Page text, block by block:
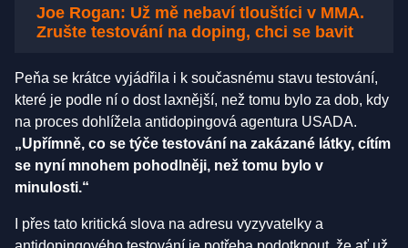
Joe Rogan: Už mě nebaví tlouštíci v MMA.
Zrušte testování na doping, chci se bavit
Peňa se krátce vyjádřila i k současnému stavu testování,
které je podle ní o dost laxnější, než tomu bylo za dob, kdy
na proces dohlížela antidopingová agentura USADA.
„Upřímně, co se týče testování na zakázané látky, cítím
se nyní mnohem pohodlněji, než tomu bylo v
minulosti.“
I přes tato kritická slova na adresu vyzyvatelky a